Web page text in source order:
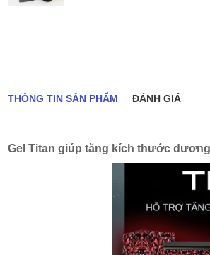
THÔNG TIN SẢN PHẨM ĐÁNH GIÁ
Gel Titan giúp tăng kích thước